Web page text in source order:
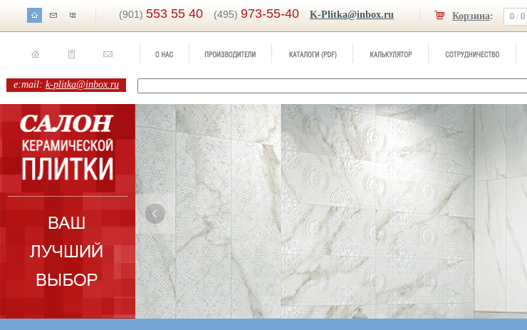
(901) 553 55 40 (495) 973-55-40 K-Plitka@inbox.ru Корзина: 0 / 0
e:mail: k-plitka@inbox.ru
Бренд:Pisano
Коллекция:Atlantic Tiles